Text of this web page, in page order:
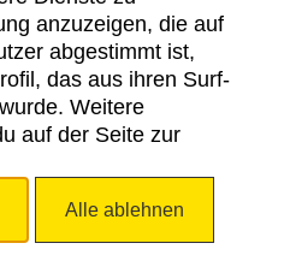
HINWEIS
anzuzeigen, die auf
abgestimmt ist,
das aus ihren Surf-
Weitere
auf der Seite zur
Alle ablehnen